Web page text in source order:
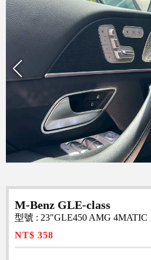
M-Benz GLE-class
型號 : 23"GLE450 AMG 4MATIC
NT$ 358